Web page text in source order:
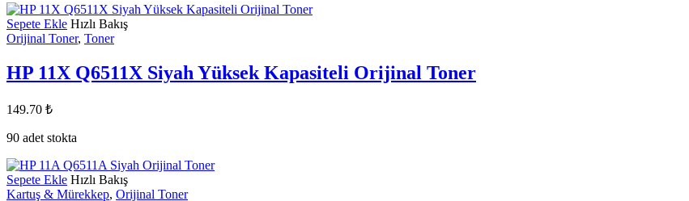
Sepete Ekle Hızlı Bakış
Orijinal Toner, Toner
HP 11X Q6511X Siyah Yüksek Kapasiteli Orijinal Toner
149.70 ₺
90 adet stokta
Sepete Ekle Hızlı Bakış
Kartuş & Mürekkep, Orijinal Toner